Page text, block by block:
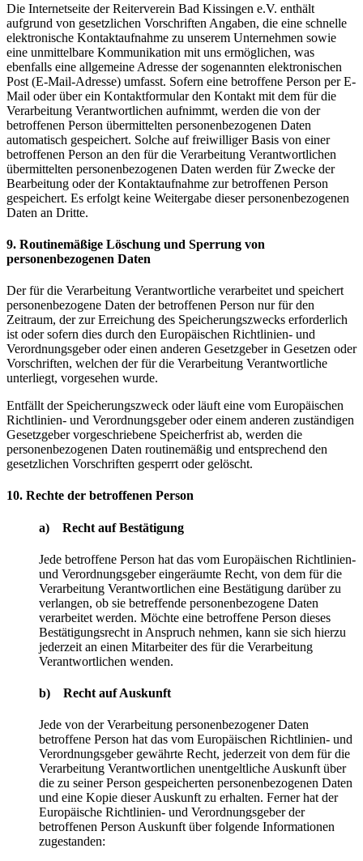
Die Internetseite der Reiterverein Bad Kissingen e.V. enthält
aufgrund von gesetzlichen Vorschriften Angaben, die eine schnelle
elektronische Kontaktaufnahme zu unserem Unternehmen sowie
eine unmittelbare Kommunikation mit uns ermöglichen, was
ebenfalls eine allgemeine Adresse der sogenannten elektronischen
Post (E-Mail-Adresse) umfasst. Sofern eine betroffene Person per E-
Mail oder über ein Kontaktformular den Kontakt mit dem für die
Verarbeitung Verantwortlichen aufnimmt, werden die von der
betroffenen Person übermittelten personenbezogenen Daten
automatisch gespeichert. Solche auf freiwilliger Basis von einer
betroffenen Person an den für die Verarbeitung Verantwortlichen
übermittelten personenbezogenen Daten werden für Zwecke der
Bearbeitung oder der Kontaktaufnahme zur betroffenen Person
gespeichert. Es erfolgt keine Weitergabe dieser personenbezogenen
Daten an Dritte.
9. Routinemäßige Löschung und Sperrung von
personenbezogenen Daten
Der für die Verarbeitung Verantwortliche verarbeitet und speichert
personenbezogene Daten der betroffenen Person nur für den
Zeitraum, der zur Erreichung des Speicherungszwecks erforderlich
ist oder sofern dies durch den Europäischen Richtlinien- und
Verordnungsgeber oder einen anderen Gesetzgeber in Gesetzen oder
Vorschriften, welchen der für die Verarbeitung Verantwortliche
unterliegt, vorgesehen wurde.
Entfällt der Speicherungszweck oder läuft eine vom Europäischen
Richtlinien- und Verordnungsgeber oder einem anderen zuständigen
Gesetzgeber vorgeschriebene Speicherfrist ab, werden die
personenbezogenen Daten routinemäßig und entsprechend den
gesetzlichen Vorschriften gesperrt oder gelöscht.
10. Rechte der betroffenen Person
a) Recht auf Bestätigung
Jede betroffene Person hat das vom Europäischen Richtlinien-
und Verordnungsgeber eingeräumte Recht, von dem für die
Verarbeitung Verantwortlichen eine Bestätigung darüber zu
verlangen, ob sie betreffende personenbezogene Daten
verarbeitet werden. Möchte eine betroffene Person dieses
Bestätigungsrecht in Anspruch nehmen, kann sie sich hierzu
jederzeit an einen Mitarbeiter des für die Verarbeitung
Verantwortlichen wenden.
b) Recht auf Auskunft
Jede von der Verarbeitung personenbezogener Daten
betroffene Person hat das vom Europäischen Richtlinien- und
Verordnungsgeber gewährte Recht, jederzeit von dem für die
Verarbeitung Verantwortlichen unentgeltliche Auskunft über
die zu seiner Person gespeicherten personenbezogenen Daten
und eine Kopie dieser Auskunft zu erhalten. Ferner hat der
Europäische Richtlinien- und Verordnungsgeber der
betroffenen Person Auskunft über folgende Informationen
zugestanden: